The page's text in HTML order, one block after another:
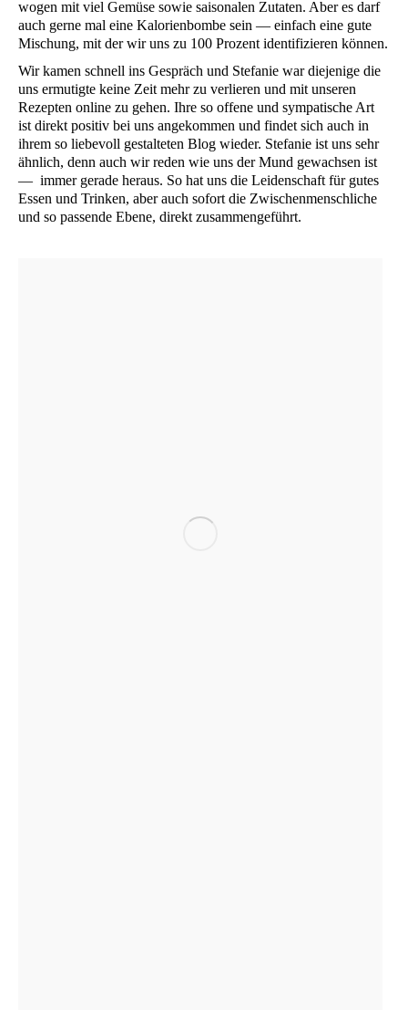
wo­gen mit viel Gemü­se sowie sai­so­na­len Zuta­ten. Aber es darf
auch ger­ne mal eine Kalo­rien­bom­be sein — ein­fach eine gute
Mischung, mit der wir uns zu 100 Pro­zent iden­ti­fi­zie­ren können.
Wir kamen schnell ins Gespräch und Ste­fa­nie war die­je­ni­ge die
uns ermu­tig­te kei­ne Zeit mehr zu ver­lie­ren und mit unse­ren
Rezep­ten online zu gehen. Ihre so offe­ne und sym­pa­ti­sche Art
ist direkt posi­tiv bei uns ange­kom­men und fin­det sich auch in
ihrem so lie­be­voll gestal­te­ten Blog wie­der. Ste­fa­nie ist uns sehr
ähn­lich, denn auch wir reden wie uns der Mund gewach­sen ist
— immer gera­de her­aus. So hat uns die Lei­den­schaft für gutes
Essen und Trin­ken, aber auch sofort die Zwi­schen­mensch­li­che
und so pas­sen­de Ebe­ne, direkt zusammengeführt.